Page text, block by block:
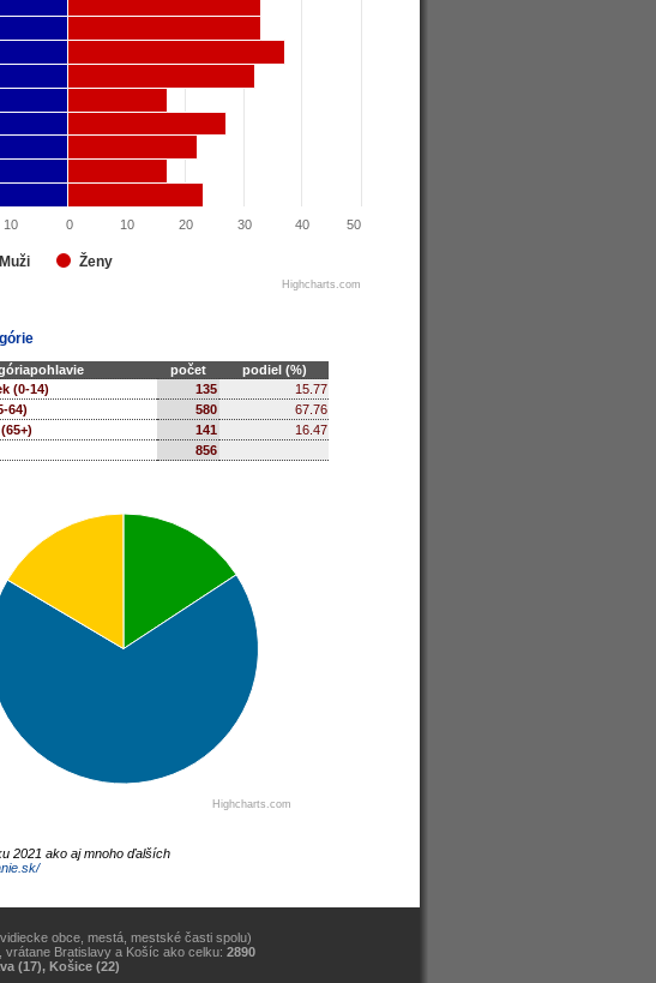
Muži Ženy
10 0 10 20 30 40 50
Highcharts.com
počet
podiel (%)
(0-14) 135
15.77
64) 580
67.76
141
16.47
856
Highcharts.com
2021 ako aj mnoho ďalších
obce, mestá, mestské časti spolu)
Bratislavy a Košíc ako celku: 2890
(17), Košice (22)